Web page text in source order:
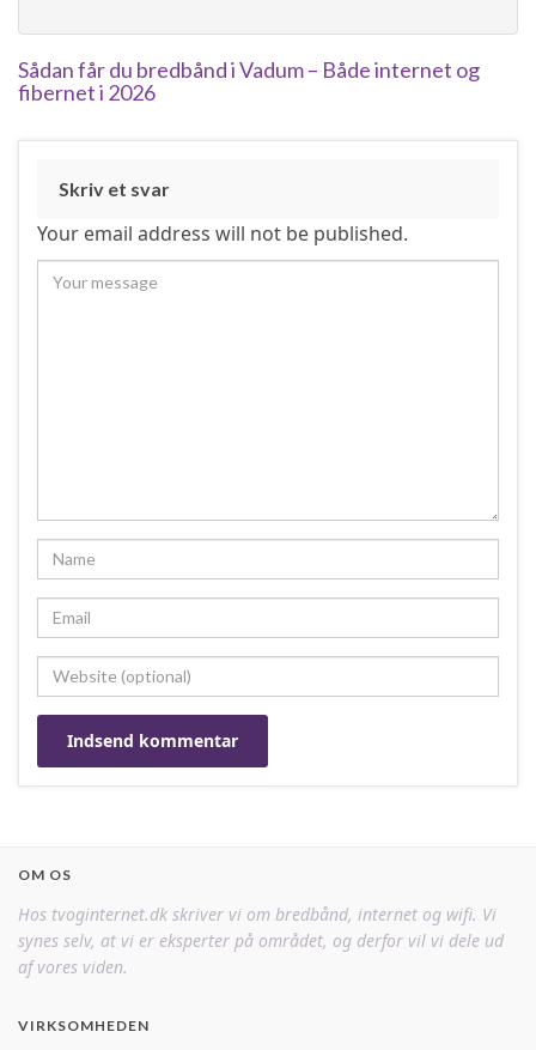
Sådan får du bredbånd i Vadum – Både internet og
fibernet i 2026
Skriv et svar
Your email address will not be published.
OM OS
Hos tvoginternet.dk skriver vi om bredbånd, internet og wifi. Vi
synes selv, at vi er eksperter på området, og derfor vil vi dele ud
af vores viden.
VIRKSOMHEDEN